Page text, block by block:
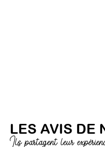
LES AVIS DE
Ils partagent leur